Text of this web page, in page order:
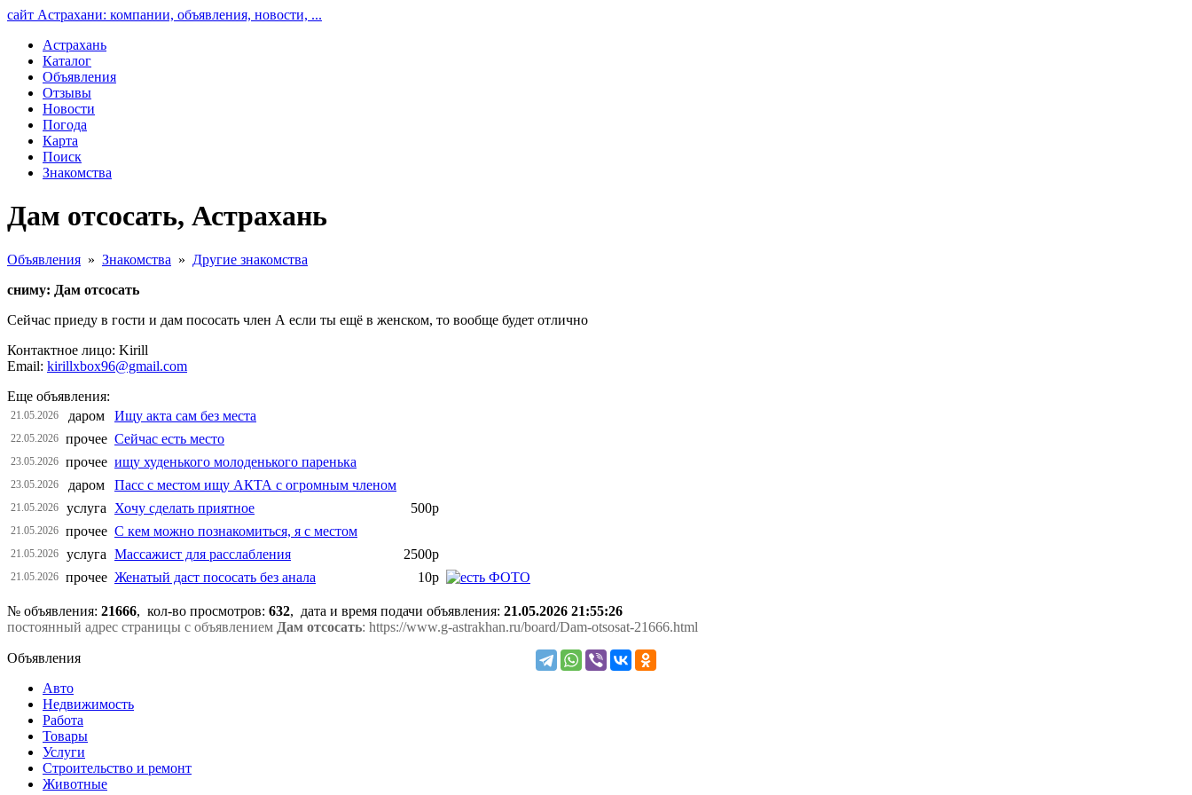
сайт Астрахани: компании, объявления, новости, ...
Астрахань
Каталог
Объявления
Отзывы
Новости
Погода
Карта
Поиск
Знакомства
Дам отсосать, Астрахань
Объявления » Знакомства » Другие знакомства
сниму: Дам отсосать
Сейчас приеду в гости и дам пососать член А если ты ещё в женском, то вообще будет отлично
Контактное лицо: Kirill
Email: kirillxbox96@gmail.com
Еще объявления:
21.05.2026 даром Ищу акта сам без места
22.05.2026 прочее Сейчас есть место
23.05.2026 прочее ищу худенького молоденького паренька
23.05.2026 даром Пасс с местом ищу АКТА с огромным членом
21.05.2026 услуга Хочу сделать приятное 500р
21.05.2026 прочее С кем можно познакомиться, я с местом
21.05.2026 услуга Массажист для расслабления 2500р
21.05.2026 прочее Женатый даст пососать без анала 10р
№ объявления: 21666, кол-во просмотров: 632, дата и время подачи объявления: 21.05.2026 21:55:26
постоянный адрес страницы с объявлением Дам отсосать: https://www.g-astrakhan.ru/board/Dam-otsosat-21666.html
Объявления
Авто
Недвижимость
Работа
Товары
Услуги
Строительство и ремонт
Животные